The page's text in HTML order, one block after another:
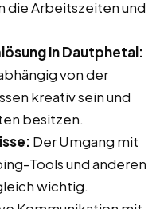
die Arbeitszeiten und
in Dautphetal:
von der
kreativ sein und
besitzen.
Der Umgang mit
Tools und anderen
wichtig.